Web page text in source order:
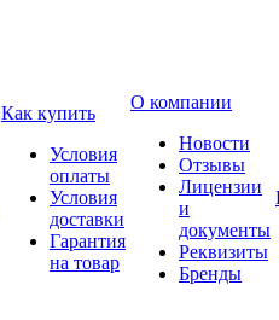
Как купить
Условия
оплаты
Условия
доставки
Гарантия
на товар
О компании
Новости
Отзывы
Лицензии
и
документы
Реквизиты
Бренды